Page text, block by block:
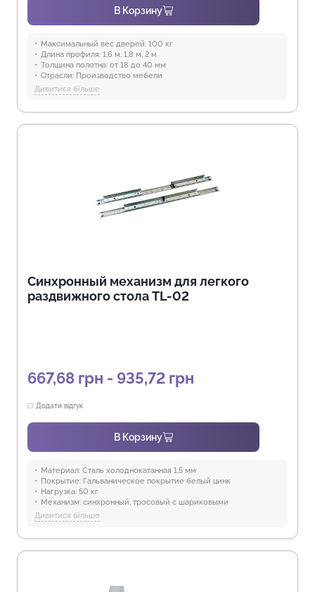
В Корзину
Максимальный вес дверей: 100 кг
Длина профиля: 1,6 м, 1,8 м, 2 м
Толщина полотна: от 18 до 40 мм
Отрасли: Производство мебели
Предназначение:
Защита от воды:
Дивитися більше
Синхронный механизм для легкого
раздвижного стола TL-02
667,68 грн - 935,72 грн
Додати відгук
В Корзину
Материал: Сталь холоднокатанная 1,5 мм
Покрытие: Гальваническое покрытие белый цинк
Нагрузка: 50 кг
Механизм: синхронный, тросовый с шариковыми
направляющими, с фиксацией троса в любом положении
Длина механизма в закрытом состоянии, (мм):
Длина механизма в открытом состоянии, (мм):
Дивитися більше